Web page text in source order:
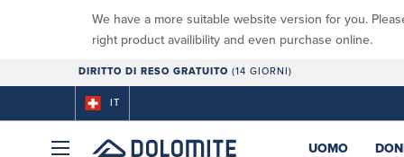
We have a more suitable website version for you.
right product availibility and even purchase online.
DIRITTO DI RESO GRATUITO (14 GIORNI)
IT
UOMO